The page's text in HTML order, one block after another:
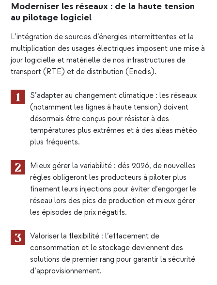
Moderniser les réseaux : de la haute tension
au pilotage logiciel
L’intégration de sources d’énergies intermittentes et la
multiplication des usages électriques imposent une mise à
jour logicielle et matérielle de nos infrastructures de
transport (RTE) et de distribution (Enedis).
S’adapter au changement climatique : les réseaux
(notamment les lignes à haute tension) doivent
désormais être conçus pour résister à des
températures plus extrêmes et à des aléas météo
plus fréquents.
Mieux gérer la variabilité : dès 2026, de nouvelles
règles obligeront les producteurs à piloter plus
finement leurs injections pour éviter d’engorger le
réseau lors des pics de production et mieux gérer
les épisodes deprix négatifs.
Valoriser la flexibilité : l’effacement de
consommation et le stockage deviennent des
solutions de premier rang pour garantir la sécurité
d’approvisionnement.